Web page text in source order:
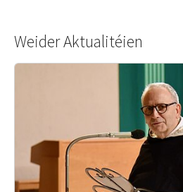
Weider Aktualitéien